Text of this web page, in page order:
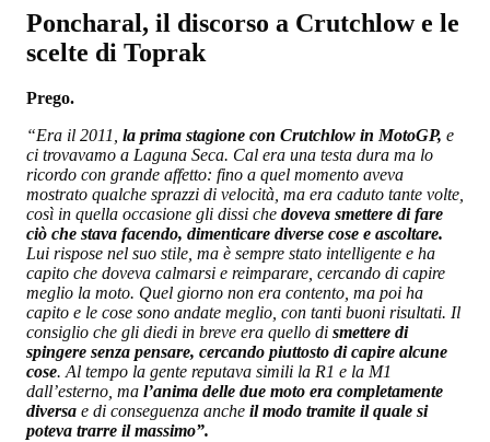
Poncharal, il discorso a Crutchlow e le
scelte di Toprak
Prego.
“Era il 2011, la prima stagione con Crutchlow in MotoGP, e
ci trovavamo a Laguna Seca. Cal era una testa dura ma lo
ricordo con grande affetto: fino a quel momento aveva
mostrato qualche sprazzi di velocità, ma era caduto tante volte,
così in quella occasione gli dissi che doveva smettere di fare
ciò che stava facendo, dimenticare diverse cose e ascoltare.
Lui rispose nel suo stile, ma è sempre stato intelligente e ha
capito che doveva calmarsi e reimparare, cercando di capire
meglio la moto. Quel giorno non era contento, ma poi ha
capito e le cose sono andate meglio, con tanti buoni risultati. Il
consiglio che gli diedi in breve era quello di smettere di
spingere senza pensare, cercando piuttosto di capire alcune
cose. Al tempo la gente reputava simili la R1 e la M1
dall’esterno, ma l’anima delle due moto era completamente
diversa e di conseguenza anche il modo tramite il quale si
poteva trarre il massimo”.